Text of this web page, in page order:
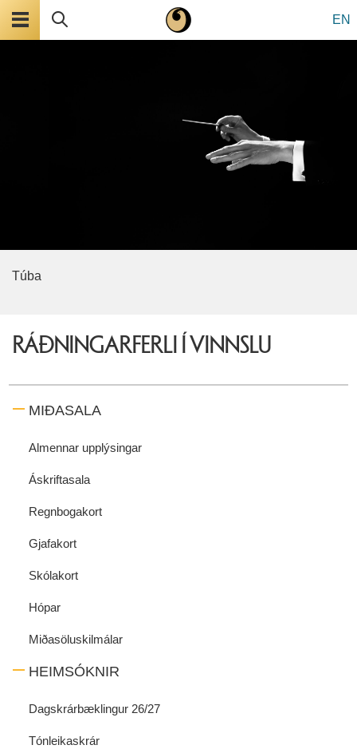
EN
Túba
RÁÐNINGARFERLI Í VINNSLU
MIÐASALA
Almennar upplýsingar
Áskriftasala
Regnbogakort
Gjafakort
Skólakort
Hópar
Miðasöluskilmálar
HEIMSÓKNIR
Dagskrárbæklingur 26/27
Tónleikaskrár